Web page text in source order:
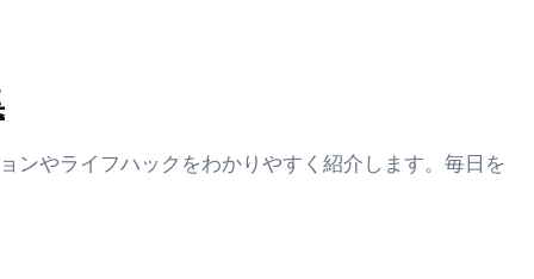
ンやライフハックをわかりやすく紹介します。毎日を